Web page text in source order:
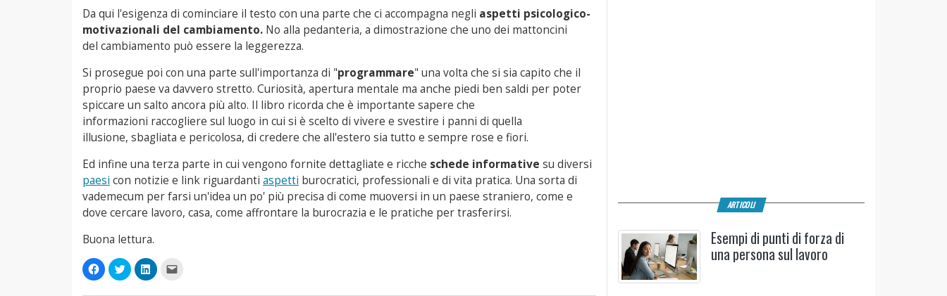
Da qui l'esigenza di cominciare il testo con una parte che ci accompagna negli aspetti psicologico-
motivazionali del cambiamento. No alla pedanteria, a dimostrazione che uno dei mattoncini
del cambiamento può essere la leggerezza.
Si prosegue poi con una parte sull'importanza di "programmare" una volta che si sia capito che il
proprio paese va davvero stretto. Curiosità, apertura mentale ma anche piedi ben saldi per poter
spiccare un salto ancora più alto. Il libro ricorda che è importante sapere che
informazioni raccogliere sul luogo in cui si è scelto di vivere e svestire i panni di quella
illusione, sbagliata e pericolosa, di credere che all'estero sia tutto e sempre rose e fiori.
Ed infine una terza parte in cui vengono fornite dettagliate e ricche schede informative su diversi
paesi con notizie e link riguardanti aspetti burocratici, professionali e di vita pratica. Una sorta di
vademecum per farsi un'idea un po' più precisa di come muoversi in un paese straniero, come e
dove cercare lavoro, casa, come affrontare la burocrazia e le pratiche per trasferirsi.
Buona lettura.
Fai
clic
Fai
clic
Fai
clic
ARTICOLI
Esempi di punti di forza di
una persona sul lavoro